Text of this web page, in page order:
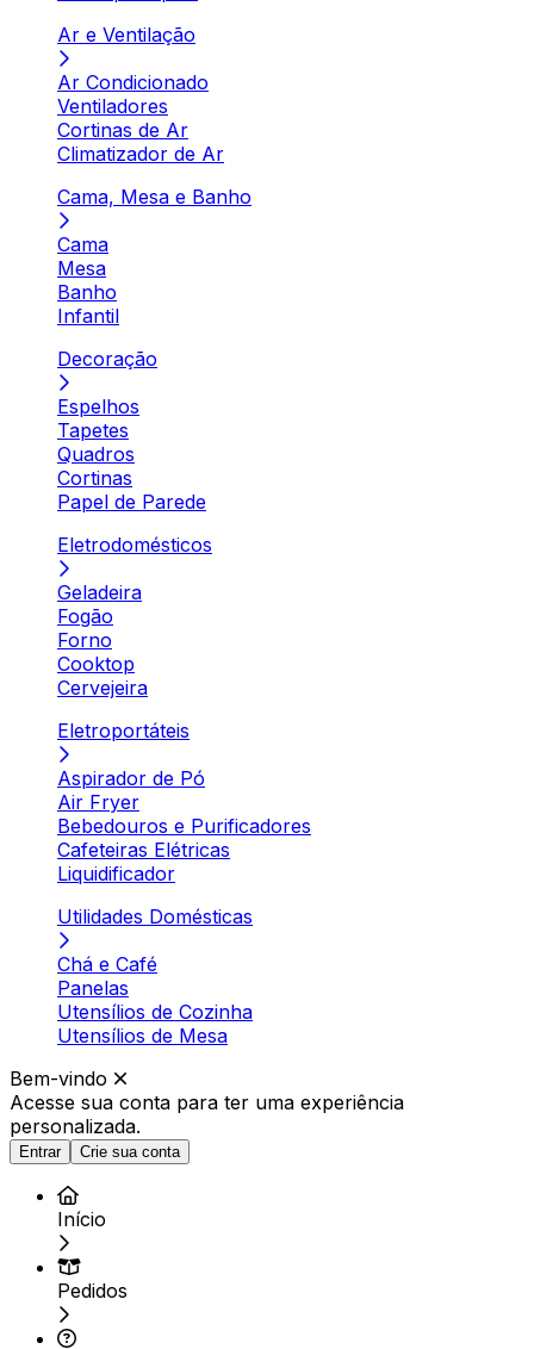
Ar e Ventilação
Ar Condicionado
Ventiladores
Cortinas de Ar
Climatizador de Ar
Cama, Mesa e Banho
Cama
Mesa
Banho
Infantil
Decoração
Espelhos
Tapetes
Quadros
Cortinas
Papel de Parede
Eletrodomésticos
Geladeira
Fogão
Forno
Cooktop
Cervejeira
Eletroportáteis
Aspirador de Pó
Air Fryer
Bebedouros e Purificadores
Cafeteiras Elétricas
Liquidificador
Utilidades Domésticas
Chá e Café
Panelas
Utensílios de Cozinha
Utensílios de Mesa
Bem-vindo
Acesse sua conta para ter uma experiência
personalizada.
Entrar Crie sua conta
Início
Pedidos